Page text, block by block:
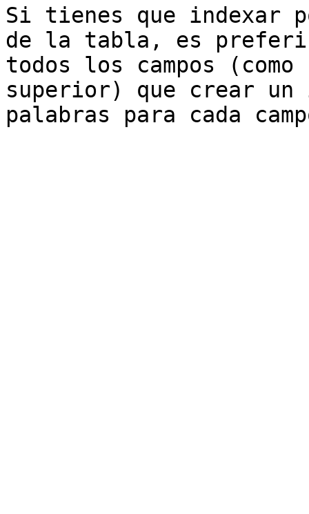
Si tienes que indexar
de la tabla, es
todos los campos
superior) que crear